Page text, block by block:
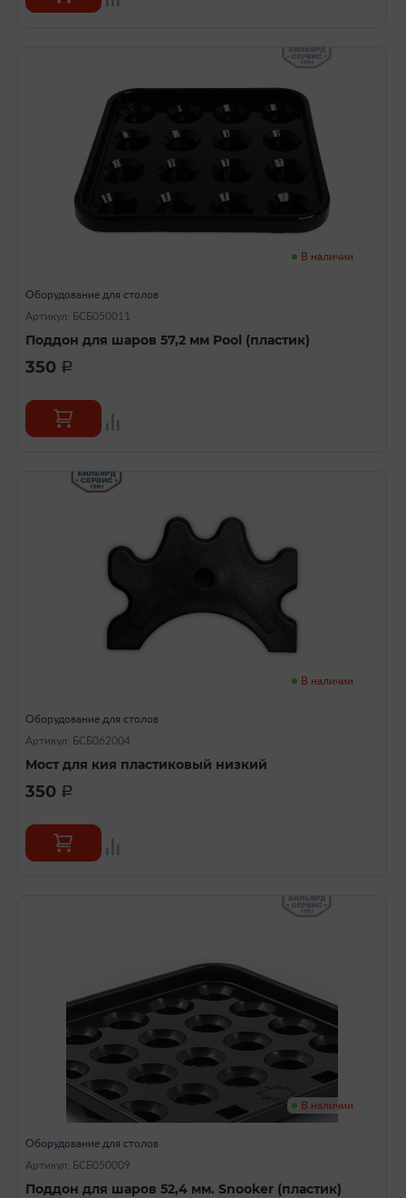
В наличии
Оборудование для столов
Артикул: БСБ050011
Поддон для шаров 57,2 мм Pool (пластик)
350 a
В наличии
Оборудование для столов
Артикул: БСБ062004
Мост для кия пластиковый низкий
350 a
В наличии
Оборудование для столов
Артикул: БСБ050009
Поддон для шаров 52,4 мм. Snooker (пластик)